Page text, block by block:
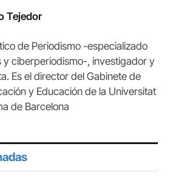
Tejedor
de Periodismo -especializado
y ciberperiodismo-, investigador y
Es el director del Gabinete de
y Educación de la Universitat
de Barcelona